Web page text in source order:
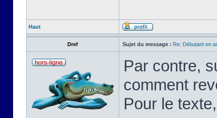
Haut
Dref Sujet du message : Re: Débutant en
Par contre,
comment
Pour le